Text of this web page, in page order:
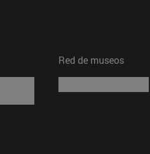
Red de museos